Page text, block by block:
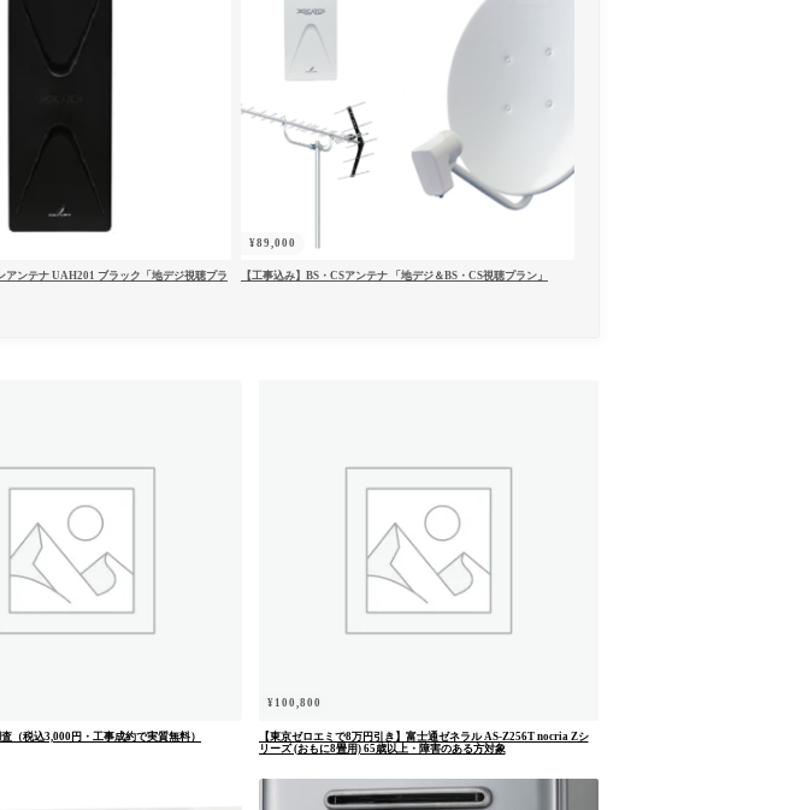
アンテナ UAH201 ブラック「地デジ視聴プラ
¥89,000
【工事込み】BS・CSアンテナ 「地デジ＆BS・CS視聴プラン」
（税込3,000円・工事成約で実質無料）
¥ 100,800
【東京ゼロエミで8万円引き】富士通ゼネラル AS-Z256T nocria Zシ
リーズ (おもに8畳用) 65歳以上・障害のある方対象